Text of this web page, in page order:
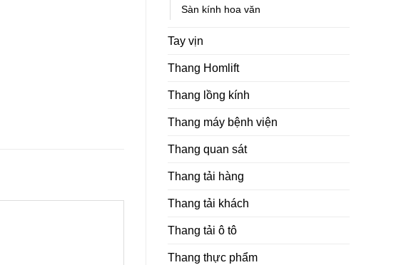
Sàn kính hoa văn
Tay vịn
Thang Homlift
Thang lồng kính
Thang máy bệnh viện
Thang quan sát
Thang tải hàng
Thang tải khách
Thang tải ô tô
Thang thực phẩm